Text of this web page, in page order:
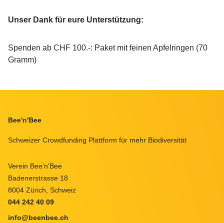
Unser Dank für eure Unterstützung:
Spenden ab CHF 100.-: Paket mit feinen Apfelringen (70
Gramm)
Footer
Bee'n'Bee
Schweizer Crowdfunding Plattform für mehr Biodiversität
Verein Bee'n'Bee
Badenerstrasse 18
8004 Zürich, Schweiz
044 242 40 09
info@beenbee.ch